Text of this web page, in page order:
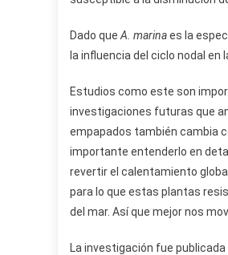
Dado que A. marinaes la
la influencia del ciclo nodal en
Estudios como este son
investigaciones futuras que
empapados también cambia
importante entenderlo en
revertir el calentamiento
para lo que estas plantas
del mar. Así que mejor nos
La investigación fue publicada